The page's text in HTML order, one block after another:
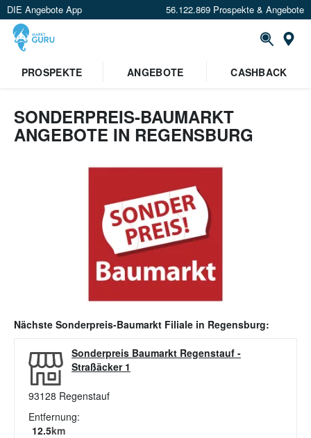
DIE Angebote App 56.122.869 Prospekte & Angebote
PROSPEKTE
ANGEBOTE CASHBACK
SONDERPREIS-BAUMARKT
ANGEBOTE IN REGENSBURG
Nächste Sonderpreis-Baumarkt Filiale in Regensburg:
Sonderpreis Baumarkt Regenstauf -
Straßäcker 1
93128 Regenstauf
Entfernung:
12.5km